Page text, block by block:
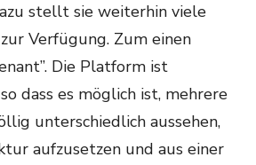
stellt sie weiterhin viele
Verfügung. Zum einen
Die Platform ist
dass es möglich ist, mehrere
unterschiedlich aussehen,
aufzusetzen und aus einer